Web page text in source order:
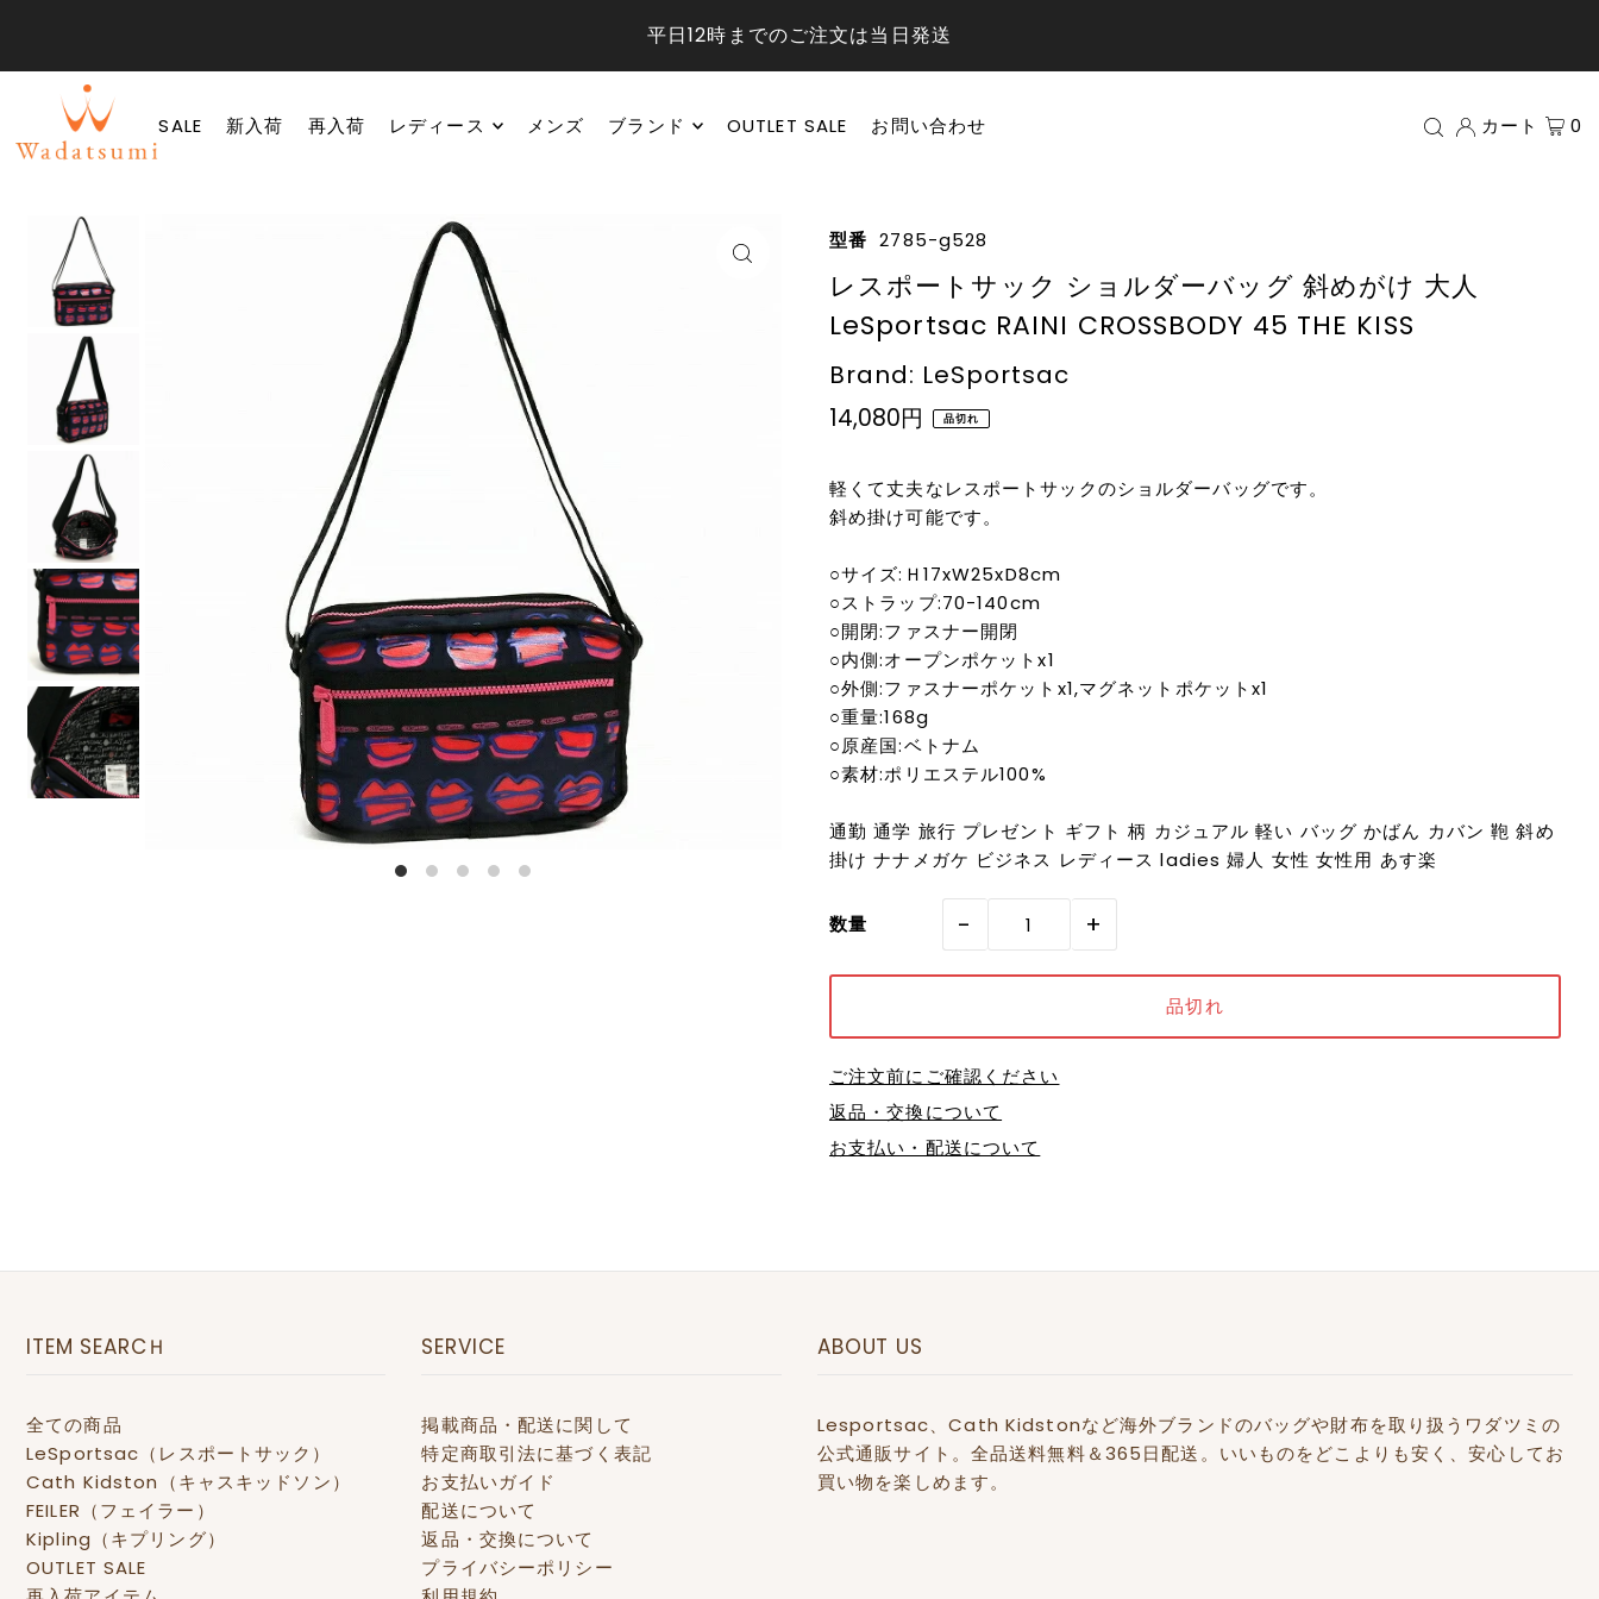
平日12時までのご注文は当日発送
SALE 新入荷 再入荷 レディース メンズ ブランド OUTLET SALE お問い合わせ カート 0
型番 2785-g528
レスポートサック ショルダーバッグ 斜めがけ 大人
LeSportsac RAINI CROSSBODY 45 THE KISS
Brand: LeSportsac
14,080円 品切れ
軽くて丈夫なレスポートサックのショルダーバッグです。
斜め掛け可能です。
○サイズ:Ｈ17xW25xD8cm
○ストラップ:70-140cm
○開閉:ファスナー開閉
○内側:オープンポケットx1
○外側:ファスナーポケットx1,マグネットポケットx1
○重量:168g
○原産国:ベトナム
○素材:ポリエステル100%
通勤 通学 旅行 プレゼント ギフト 柄 カジュアル 軽い バッグ かばん カバン 鞄 斜め
掛け ナナメガケ ビジネス レディース ladies 婦人 女性 女性用 あす楽
数量 - +
ご注文前にご確認ください
返品・交換について
お支払い・配送について
ITEM SEARCＨ
全ての商品
LeSportsac（レスポートサック）
Cath Kidston（キャスキッドソン）
FEILER（フェイラー）
Kipling（キプリング）
OUTLET SALE
SERVICE
掲載商品・配送に関して
特定商取引法に基づく表記
お支払いガイド
配送について
返品・交換について
プライバシーポリシー
ABOUT US
Lesportsac、Cath Kidstonなど海外ブランドのバッグや財布を取り扱うワダツミの
公式通販サイト。全品送料無料＆365日配送。いいものをどこよりも安く、安心してお
買い物を楽しめます。